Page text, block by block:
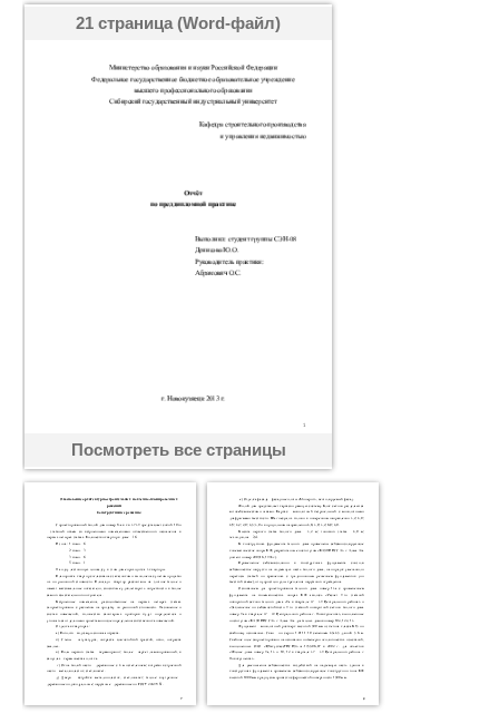
21 страница (Word-файл)
Посмотреть все страницы